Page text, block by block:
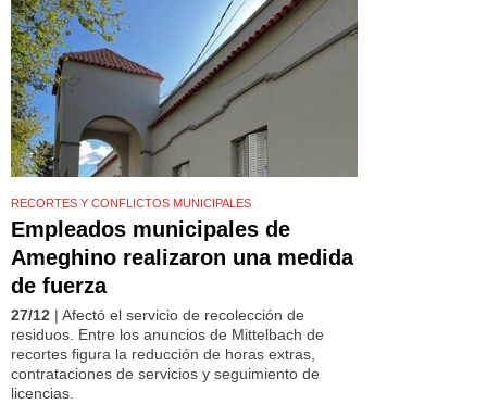
RECORTES Y CONFLICTOS MUNICIPALES
Empleados municipales de
Ameghino realizaron una medida
de fuerza
27/12 | Afectó el servicio de recolección de
residuos. Entre los anuncios de Mittelbach de
recortes figura la reducción de horas extras,
contrataciones de servicios y seguimiento de
licencias.